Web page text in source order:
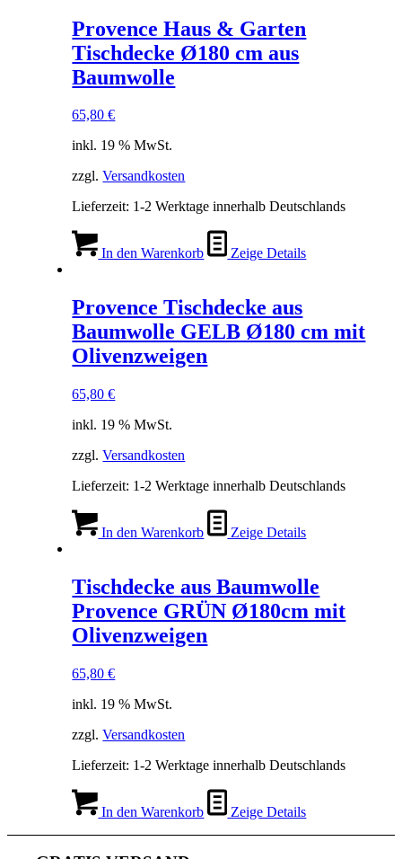
Provence Haus & Garten
Tischdecke Ø180 cm aus
Baumwolle
65,80€
inkl. 19 % MwSt.
zzgl.Versandkosten
Lieferzeit: 1-2 Werktage innerhalb Deutschlands
In den Warenkorb Zeige Details
Provence Tischdecke aus
Baumwolle GELB Ø180 cm mit
Olivenzweigen
65,80€
inkl. 19 % MwSt.
zzgl.Versandkosten
Lieferzeit: 1-2 Werktage innerhalb Deutschlands
In den Warenkorb Zeige Details
Tischdecke aus Baumwolle
Provence GRÜN Ø180cm mit
Olivenzweigen
65,80€
inkl. 19 % MwSt.
zzgl.Versandkosten
Lieferzeit: 1-2 Werktage innerhalb Deutschlands
In den Warenkorb Zeige Details